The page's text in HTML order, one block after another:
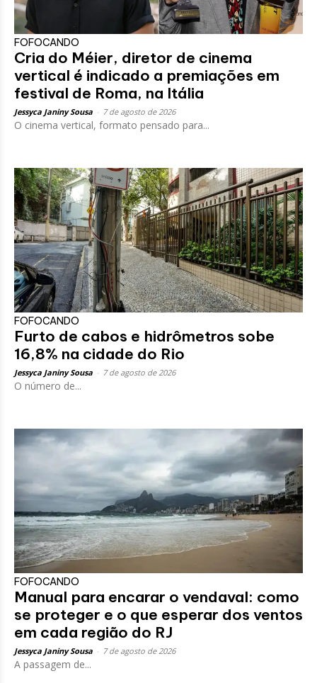
FOFOCANDO
Cria do Méier, diretor de cinema
vertical é indicado a premiações em
festival de Roma, na Itália
Jessyca Janiny Sousa 7 de agosto de 2026
O cinema vertical, formato pensado para...
FOFOCANDO
Furto de cabos e hidrômetros sobe
16,8% na cidade do Rio
Jessyca Janiny Sousa 7 de agosto de 2026
O número de...
FOFOCANDO
Manual para encarar o vendaval: como
se proteger e o que esperar dos ventos
em cada região do RJ
Jessyca Janiny Sousa 7 de agosto de 2026
A passagem de...